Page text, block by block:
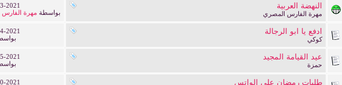
النهضة العربية
مهرة الفارس المصري
2021
بواسطة مهرة
ادفع يا ابو الرجالة
كوكي
2021
عيد القيامة المجيد
حمزة
2021
طلبات رمضان على الواتس 2021